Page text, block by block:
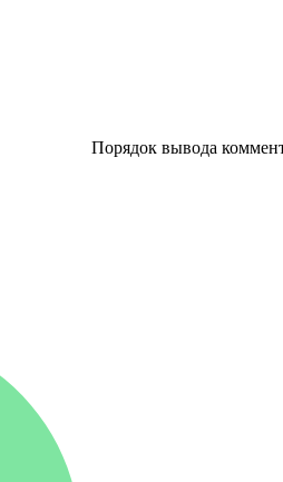
Порядок вывода